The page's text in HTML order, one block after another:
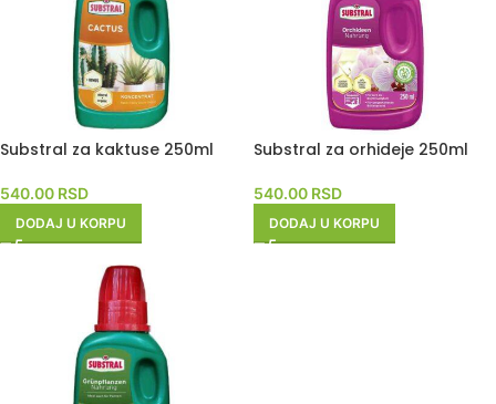
Substral za kaktuse 250ml
540.00 RSD
DODAJ U KORPU
Substral za orhideje 250ml
540.00 RSD
DODAJ U KORPU